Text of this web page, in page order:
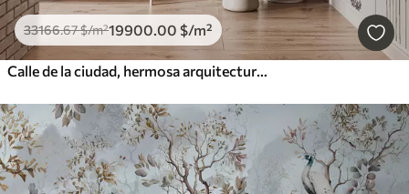
33166.67$/m²19900.00 $/m²
Calle de la ciudad, hermosa arquitectura, edificios, Mediterráneo, dibujo lineal, color beige